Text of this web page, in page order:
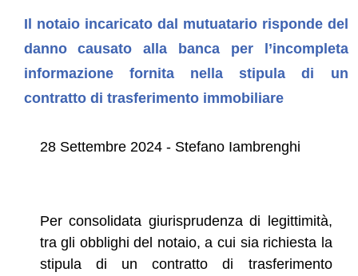
Il notaio incaricato dal mutuatario risponde del
danno causato alla banca per l’incompleta
informazione fornita nella stipula di un
contratto di trasferimento immobiliare
28 Settembre 2024 - Stefano Iambrenghi
Per consolidata giurisprudenza di legittimità,
tra gli obblighi del notaio, a cui sia richiesta la
stipula di un contratto di trasferimento